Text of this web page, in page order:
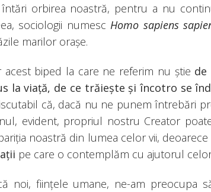
orbirea noastră, pentru a nu
sociologii numescHomo sapiens
marilor orașe.
acest biped la care ne referim nu știe de
la viață, de ce trăiește și încotro se
că, dacă nu ne punem întrebări
evident, propriul nostru Creator
noastră din lumea celor vii,
pe care o contemplăm cu ajutorul
noi, ființele umane, ne-am preocupa